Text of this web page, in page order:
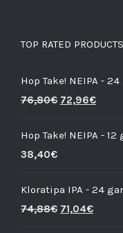
TOP RATED PRODUCTS
Hop Take! NEIPA -
76,80€ 72,96€
Hop Take! NEIPA -
38,40€
Kloratipa IPA - 24
74,88€ 71,04€